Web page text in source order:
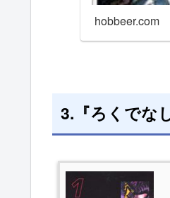
hobbeer.com
3.『ろくでな